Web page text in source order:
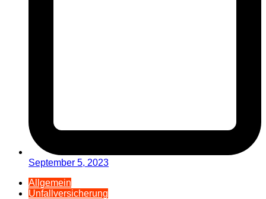
September 5, 2023
Allgemein
Unfallversicherung